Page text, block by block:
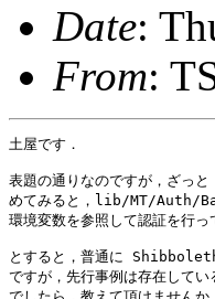
Date:
From:
土屋です．
表題の通りなのですが，ざ
めてみると，lib/MT/Auth/
環境変数を参照して認証を行っ
とすると，普通に Shibboleth
ですが，先行事例は存在して